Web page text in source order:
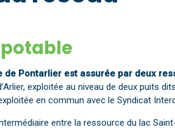
de Pontarlier est assurée par deux
exploitée au niveau de deux puits
en commun avec le Syndicat
entre la ressource du lac